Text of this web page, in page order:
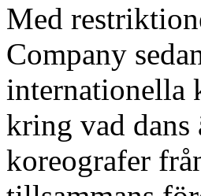
Med
Company
internationella
kring vad dans
koreografer